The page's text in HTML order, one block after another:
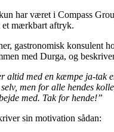
har været i Compass
et mærkbart aftryk.
gastronomisk konsulent
med Durga, og
altid med en kæmpe ja-tak
men for alle hendes
med. Tak for hende!”
sin motivation sådan: